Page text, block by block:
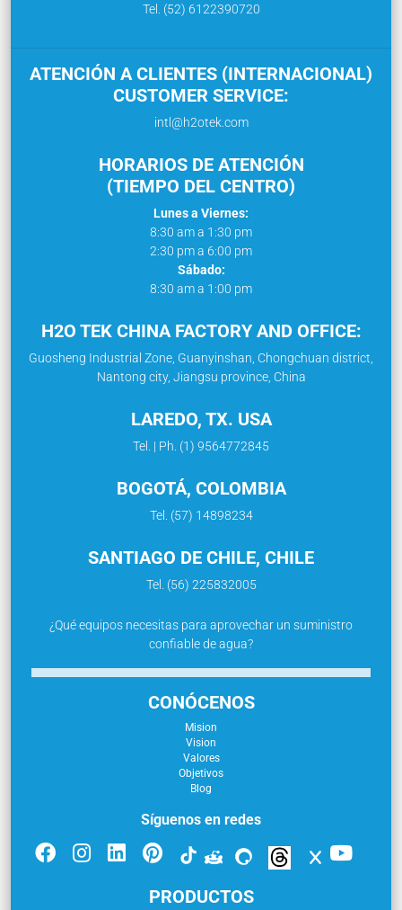
Tel. (52) 6122390720
ATENCIÓN A CLIENTES (INTERNACIONAL)
CUSTOMER SERVICE:
intl@h2otek.com
HORARIOS DE ATENCIÓN
(TIEMPO DEL CENTRO)
Lunes a Viernes:
8:30 am a 1:30 pm
2:30 pm a 6:00 pm
Sábado:
8:30 am a 1:00 pm
H2O TEK CHINA FACTORY AND OFFICE:
Guosheng Industrial Zone, Guanyinshan, Chongchuan district,
Nantong city, Jiangsu province, China
LAREDO, TX. USA
Tel. | Ph. (1) 9564772845
BOGOTÁ, COLOMBIA
Tel. (57) 14898234
SANTIAGO DE CHILE, CHILE
Tel. (56) 225832005
¿Qué equipos necesitas para aprovechar un suministro
confiable de agua?
CONÓCENOS
Mision
Vision
Valores
Objetivos
Blog
Síguenos en redes
PRODUCTOS